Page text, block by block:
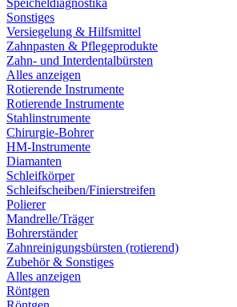
Speicheldiagnostika
Sonstiges
Versiegelung & Hilfsmittel
Zahnpasten & Pflegeprodukte
Zahn- und Interdentalbürsten
Alles anzeigen
Rotierende Instrumente
Rotierende Instrumente
Stahlinstrumente
Chirurgie-Bohrer
HM-Instrumente
Diamanten
Schleifkörper
Schleifscheiben/Finierstreifen
Polierer
Mandrelle/Träger
Bohrerständer
Zahnreinigungsbürsten (rotierend)
Zubehör & Sonstiges
Alles anzeigen
Röntgen